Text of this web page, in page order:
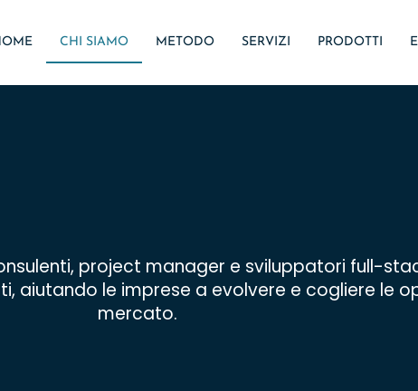
CHI SIAMO METODO SERVIZI PRODOTTI
project manager e sviluppatori full-
aiutando le imprese a evolvere e cogliere le
mercato.